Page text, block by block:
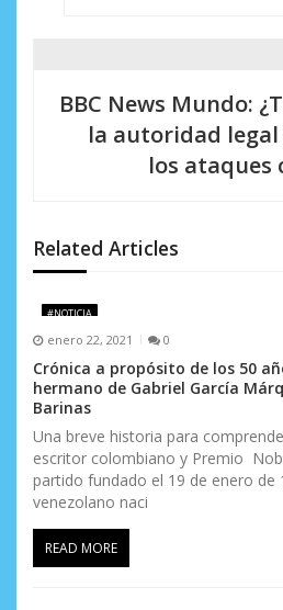
ó
n
d
e
e
n
t
r
a
BBC News Mundo:
la autoridad
los ataques
Related Articles
#NOTICIA
enero 22, 2021 0
Crónica a propósito de los 50
hermano de Gabriel García
Barinas
Una breve historia para
escritor colombiano y Premio
partido fundado el 19 de enero de
venezolano naci
READ MORE